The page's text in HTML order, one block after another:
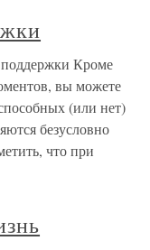
поддержки Кроме
вы можете
(или нет)
безусловно
что при